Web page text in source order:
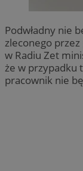
Podwładny nie
zleconego przez
w Radiu Zet
że w przypadku
pracownik nie